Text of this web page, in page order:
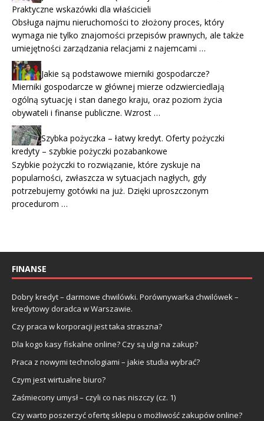
Praktyczne wskazówki dla właścicieli
Obsługa najmu nieruchomości to złożony proces, który
wymaga nie tylko znajomości przepisów prawnych, ale także
umiejętności zarządzania relacjami z najemcami …
Jakie są podstawowe mierniki gospodarcze?
Mierniki gospodarcze w głównej mierze odzwierciedlają
ogólną sytuację i stan danego kraju, oraz poziom życia
obywateli i finanse publiczne. Wzrost …
Szybka pożyczka – łatwy kredyt. Oferty pożyczki
kredyty – szybkie pożyczki pozabankowe
Szybkie pożyczki to rozwiązanie, które zyskuje na
popularności, zwłaszcza w sytuacjach nagłych, gdy
potrzebujemy gotówki na już. Dzięki uproszczonym
procedurom …
FINANSE
Dobry kredyt – darmowe chwilówki. Porównywarka chwilówek –
kredytowy doradca w Warszawie.
Czy praca w korporacji jest taka straszna?
Dla kogo kasy fiskalne online? Czy są ulgi na zakup?
Praca z nowymi technologiami – jakie studia wybrać?
Czym jest wirtualne biuro?
Zaśmiecony umysł – czyli co nas niszczy (cz. 1)
Czy warto poszerzyć ofertę sklepu o możliwość zakupów online?